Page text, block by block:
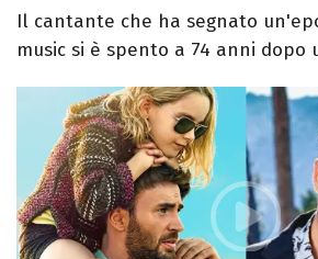
Il cantante che ha segnato
music si è spento a 74 anni dopo